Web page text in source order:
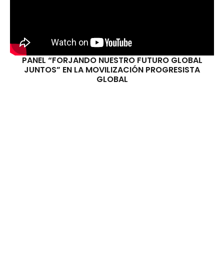
PANEL “FORJANDO NUESTRO FUTURO GLOBAL
JUNTOS” EN LA MOVILIZACIÓN PROGRESISTA
GLOBAL